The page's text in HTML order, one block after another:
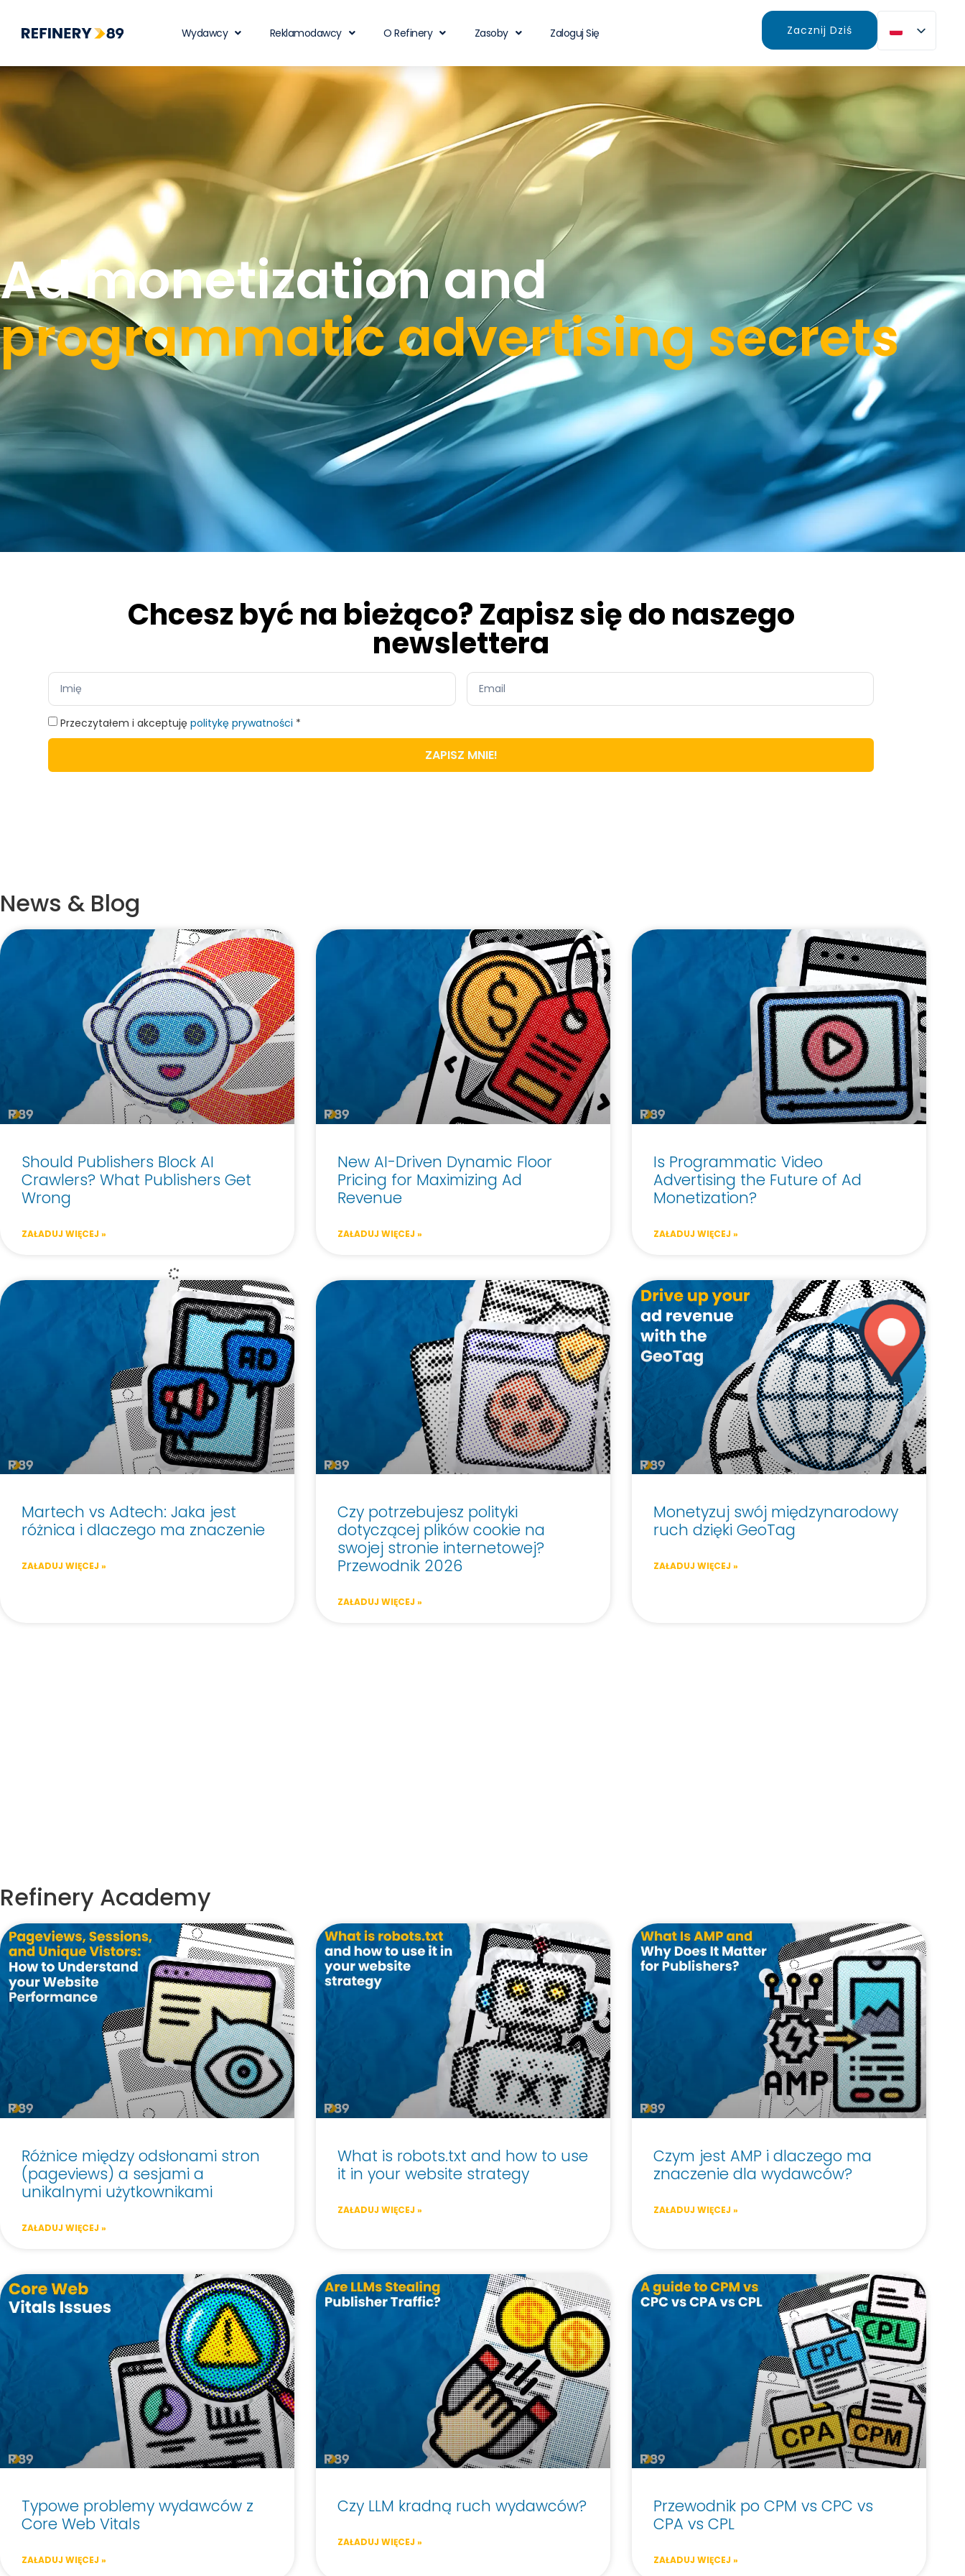
Wydawcy Reklamodawcy O Refinery Zasoby Zaloguj Się Zacznij Dziś
Ad monetization and
programmatic advertising secrets
Chcesz być na bieżąco? Zapisz się do naszego
newslettera
Przeczytałem i akceptuję politykę prywatności *
ZAPISZ MNIE!
News & Blog
Should Publishers Block AI
Crawlers? What Publishers Get
Wrong
ZAŁADUJ WIĘCEJ »
New AI-Driven Dynamic Floor
Pricing for Maximizing Ad
Revenue
ZAŁADUJ WIĘCEJ »
Is Programmatic Video
Advertising the Future of Ad
Monetization?
ZAŁADUJ WIĘCEJ »
Martech vs Adtech: Jaka jest
różnica i dlaczego ma znaczenie
ZAŁADUJ WIĘCEJ »
Czy potrzebujesz polityki
dotyczącej plików cookie na
swojej stronie internetowej?
Przewodnik 2026
ZAŁADUJ WIĘCEJ »
Monetyzuj swój międzynarodowy
ruch dzięki GeoTag
ZAŁADUJ WIĘCEJ »
Refinery Academy